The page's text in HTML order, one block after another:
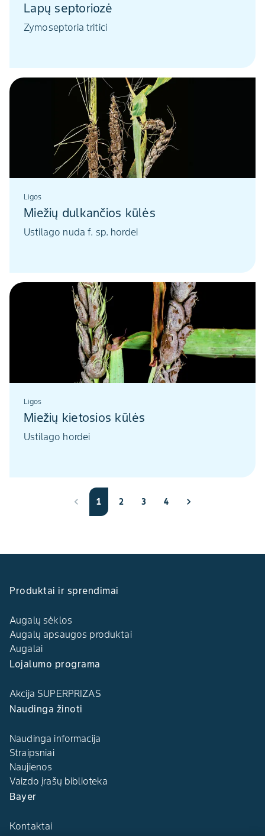
Lapų septoriozė
Zymoseptoria tritici
Ligos
Miežių dulkančios kūlės
Ustilago nuda f. sp. hordei
Ligos
Miežių kietosios kūlės
Ustilago hordei
1 2 3 4
Produktai ir sprendimai
Augalų sėklos
Augalų apsaugos produktai
Augalai
Lojalumo programa
Akcija SUPERPRIZAS
Naudinga žinoti
Naudinga informacija
Straipsniai
Naujienos
Vaizdo įrašų biblioteka
Bayer
Kontaktai